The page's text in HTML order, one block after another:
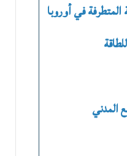
في أوروبا
المدني